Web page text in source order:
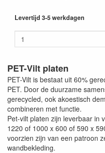
Levertijd 3-5 werkdagen
PET-Vilt platen
PET-Vilt is bestaat uit 60%
PET. Door de duurzame
gerecycled, ook akoestisch
combineren met functie.
Pet-vilt platen zijn leverbaar in
1220 of 1000 x 600 of 590 x
voorzien zijn van een patroon
wandbekleding.